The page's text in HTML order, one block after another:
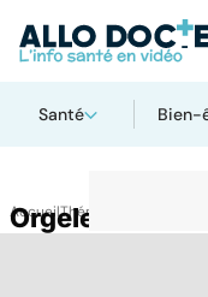
Santé Bien-
AccueilThématiques
Orgelet